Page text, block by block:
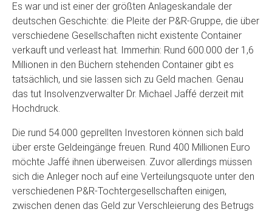
Es war und ist einer der größten Anlageskandale der
deutschen Geschichte: die Pleite der P&R-Gruppe, die über
verschiedene Gesellschaften nicht existente Container
verkauft und verleast hat. Immerhin: Rund 600.000 der 1,6
Millionen in den Büchern stehenden Container gibt es
tatsächlich, und sie lassen sich zu Geld machen. Genau
das tut Insolvenzverwalter Dr. Michael Jaffé derzeit mit
Hochdruck.
Die rund 54.000 geprellten Investoren können sich bald
über erste Geldeingänge freuen. Rund 400 Millionen Euro
möchte Jaffé ihnen überweisen. Zuvor allerdings müssen
sich die Anleger noch auf eine Verteilungsquote unter den
verschiedenen P&R-Tochtergesellschaften einigen,
zwischen denen das Geld zur Verschleierung des Betrugs